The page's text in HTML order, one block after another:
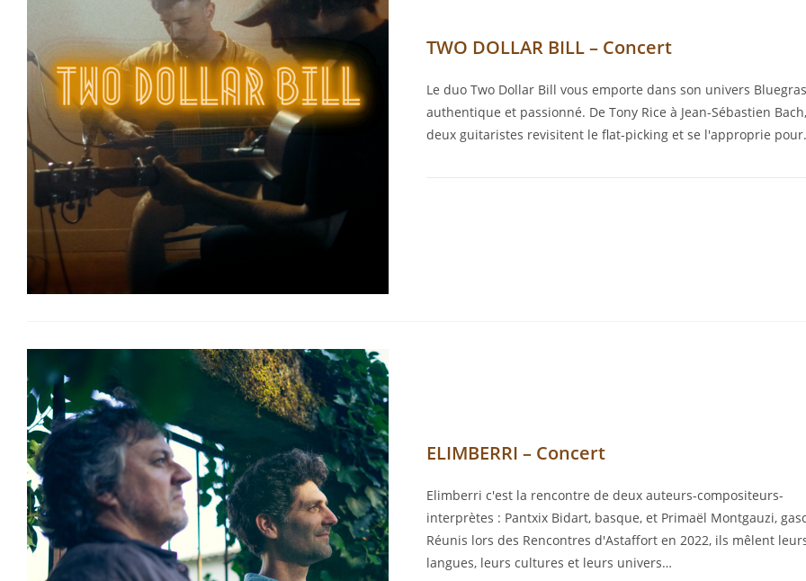
TWO DOLLAR BILL – Concert
Le duo Two Dollar Bill vous emporte dans son univers
authentique et passionné. De Tony Rice à Jean-Sébastien
deux guitaristes revisitent le flat-picking et se l'approprie
ELIMBERRI – Concert
Elimberri c'est la rencontre de deux auteurs-compositeurs-
interprètes : Pantxix Bidart, basque, et Primaël Montgauzi,
Réunis lors des Rencontres d'Astaffort en 2022, ils mêlent
langues, leurs cultures et leurs univers…